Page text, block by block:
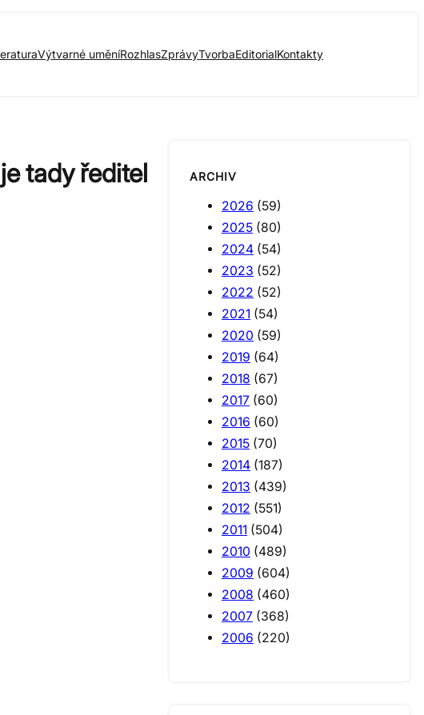
Výtvarné uměníRozhlasZprávyTvorbaEditorialKontakty
tady ředitel
ARCHIV
2026 (59)
2025 (80)
2024 (54)
2023 (52)
2022 (52)
2021 (54)
2020 (59)
2019 (64)
2018 (67)
2017 (60)
2016 (60)
2015 (70)
2014 (187)
2013 (439)
2012 (551)
2011 (504)
2010 (489)
2009 (604)
2008 (460)
2007 (368)
2006 (220)